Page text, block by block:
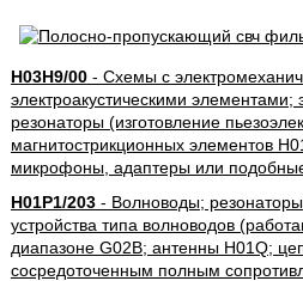
H03H9/00- Схемы с
электроакустическими элементами;
резонаторы (изготовление
магнитострикционных элементов
микрофоны, адаптеры или
H01P1/203- Волноводы;
устройства типа волноводов
диапазоне G02B; антенны H01Q;
сосредоточенным полным